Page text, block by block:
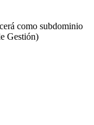
como subdominio
Gestión)